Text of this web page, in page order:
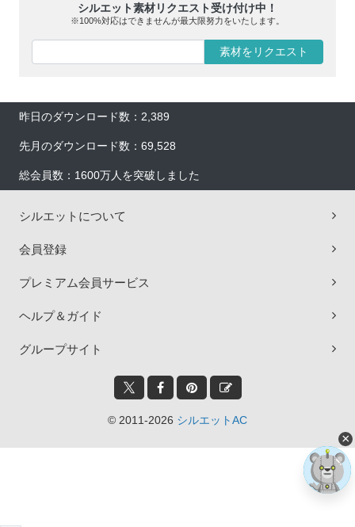
シルエット素材リクエスト受け付け中！
※100%対応はできませんが最大限努力をいたします。
素材をリクエスト
昨日のダウンロード数：2,389
先月のダウンロード数：69,528
総会員数：1600万人を突破しました
シルエットについて
会員登録
プレミアム会員サービス
ヘルプ＆ガイド
グループサイト
© 2011-2026 シルエットAC
×